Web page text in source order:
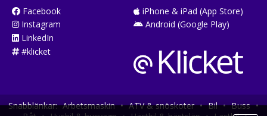
Facebook
Instagram
LinkedIn
#klicket
iPhone & iPad (App Store)
Android (Google Play)
Snabblänkar: Arbetsmaskin • ATV & snöskoter • Bil • Buss •